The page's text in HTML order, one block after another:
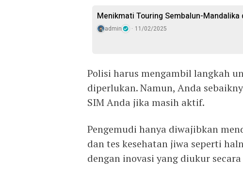
Menikmati Touring Sembalun-Mandalika
admin 11/02/2025
Polisi harus mengambil langkah
diperlukan. Namun, Anda
SIM Anda jika masih aktif.
Pengemudi hanya diwajibkan
dan tes kesehatan jiwa seperti
dengan inovasi yang diukur